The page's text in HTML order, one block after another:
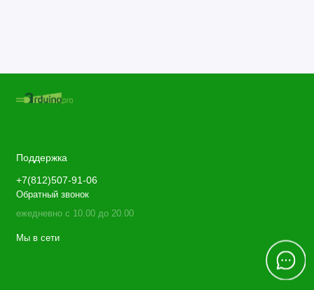
Поддержка
+7(812)507-91-06
Обратный звонок
ежедневно с 10.00 до 20.00
Мы в сети